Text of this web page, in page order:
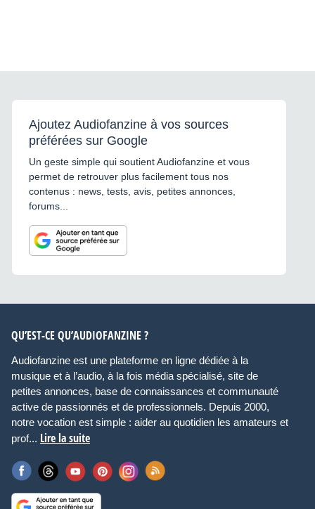
Ajoutez Audiofanzine à vos sources
préférées sur Google
Un geste simple qui soutient Audiofanzine et vous
permet de retrouver plus facilement tous nos
contenus : news, tests, avis, petites annonces,
forums...
QU’EST-CE QU’AUDIOFANZINE ?
Audiofanzine est une plateforme en ligne dédiée à la
musique et à l’audio, à la fois média spécialisé, site de
petites annonces, base de connaissances et communauté
active de passionnés et de professionnels. Depuis 2000,
notre vocation est simple : aider au quotidien les amateurs et
prof... Lire la suite